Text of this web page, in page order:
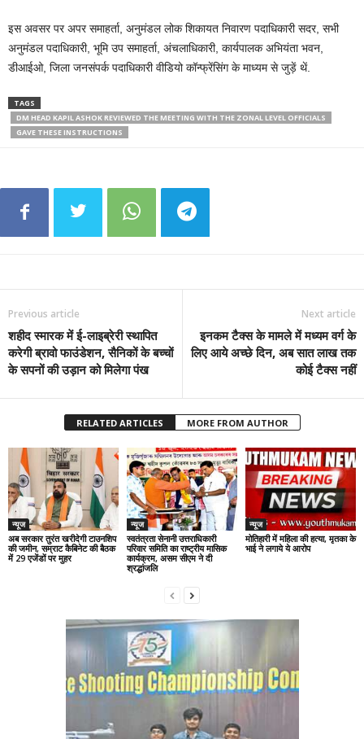
इस अवसर पर अपर समाहर्ता, अनुमंडल लोक शिकायत निवारण पदाधिकारी सदर, सभी
अनुमंडल पदाधिकारी, भूमि उप समाहर्ता, अंचलाधिकारी, कार्यपालक अभियंता भवन,
डीआईओ, जिला जनसंपर्क पदाधिकारी वीडियो कॉन्फ्रेंसिंग के माध्यम से जुड़ें थें.
TAGS
DM HEAD KAPIL ASHOK REVIEWED THE MEETING WITH THE ZONAL LEVEL OFFICIALS
GAVE THESE INSTRUCTIONS
Previous article
शहीद स्मारक में ई-लाइब्रेरी स्थापित
करेगी ब्रावो फाउंडेशन, सैनिकों के बच्चों
के सपनों की उड़ान को मिलेगा पंख
Next article
इनकम टैक्स के मामले में मध्यम वर्ग के
लिए आये अच्छे दिन, अब सात लाख तक
कोई टैक्स नहीं
RELATED ARTICLES MORE FROM AUTHOR
न्यूज
अब सरकार तुरंत खरीदेगी टाउनशिप
की जमीन, सम्राट कैबिनेट की बैठक
में 29 एजेंडों पर मुहर
न्यूज
स्वतंत्रता सेनानी उत्तराधिकारी
परिवार समिति का राष्ट्रीय मासिक
कार्यक्रम, असम सीएम ने दी
श्रद्धांजलि
न्यूज
मोतिहारी में महिला की हत्या, मृतका के
भाई ने लगाये ये आरोप